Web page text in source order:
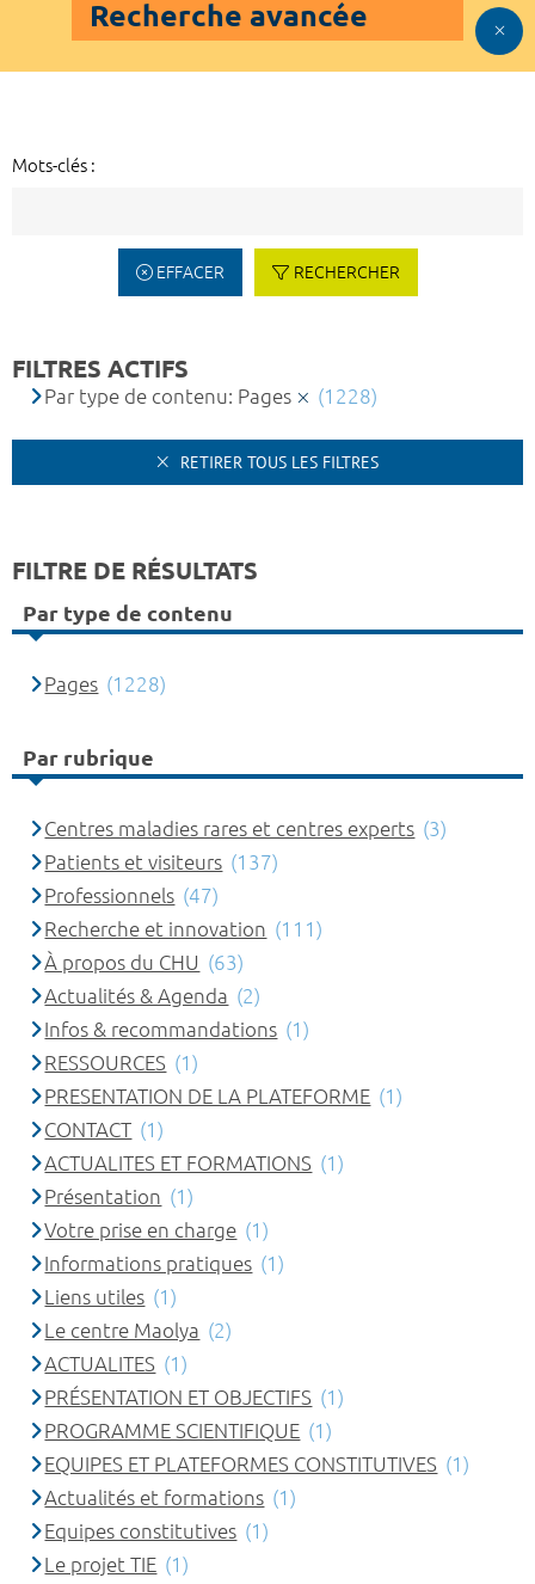
Recherche avancée
Mots-clés :
EFFACER RECHERCHER
FILTRES ACTIFS
Par type de contenu: Pages (1228)
RETIRER TOUS LES FILTRES
FILTRE DE RÉSULTATS
Par type de contenu
Pages (1228)
Par rubrique
Centres maladies rares et centres experts (3)
Patients et visiteurs (137)
Professionnels (47)
Recherche et innovation (111)
À propos du CHU (63)
Actualités & Agenda (2)
Infos & recommandations (1)
RESSOURCES (1)
PRESENTATION DE LA PLATEFORME (1)
CONTACT (1)
ACTUALITES ET FORMATIONS (1)
Présentation (1)
Votre prise en charge (1)
Informations pratiques (1)
Liens utiles (1)
Le centre Maolya (2)
ACTUALITES (1)
PRÉSENTATION ET OBJECTIFS (1)
PROGRAMME SCIENTIFIQUE (1)
EQUIPES ET PLATEFORMES CONSTITUTIVES (1)
Actualités et formations (1)
Equipes constitutives (1)
Le projet TIE (1)